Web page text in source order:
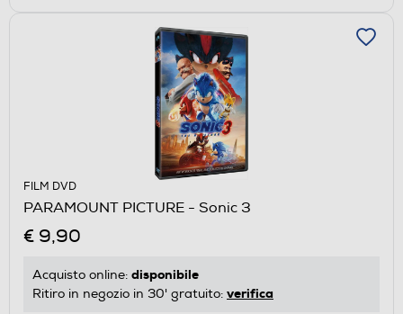
FILM DVD
PARAMOUNT PICTURE - Sonic 3
€ 9,90
Acquisto online: disponibile
Ritiro in negozio in 30' gratuito: verifica